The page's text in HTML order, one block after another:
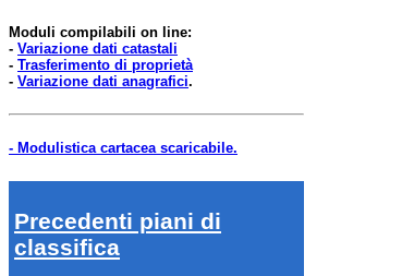
Moduli compilabili on line:
- Variazione dati catastali
- Trasferimento di proprietà
- Variazione dati anagrafici.
- Modulistica cartacea scaricabile.
Precedenti piani di
classifica